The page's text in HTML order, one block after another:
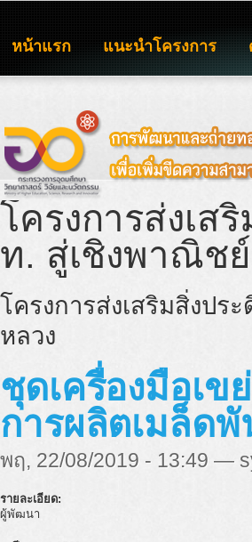
หน้าแรก แนะนำโครงการ
โครงการส่งเส
ท. สู่เชิงพาณิชย์
โครงการส่งเสริมสิ่งป
หลวง
ชุดเครื่องมือเข
การผลิตเมล็ด
พฤ, 22/08/2019 - 13:49 —
รายละเอียด:
ผู้พัฒนา